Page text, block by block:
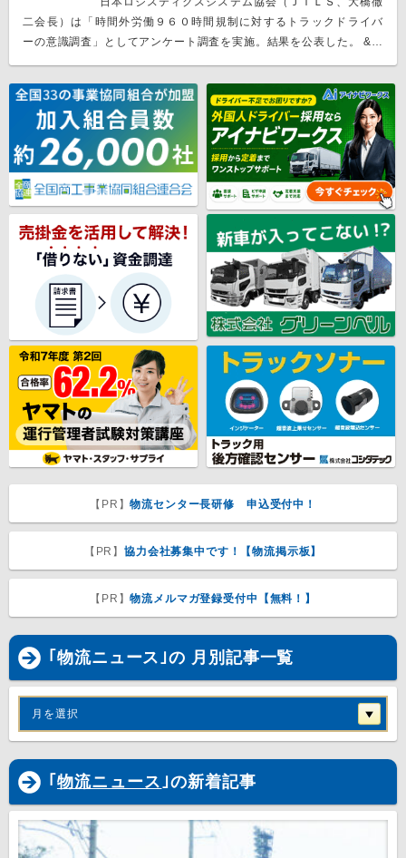
二会長）は「時間外労働９６０時間規制に対するトラックドライバ
ーの意識調査」としてアンケート調査を実施。結果を公表した。 &…
【PR】物流センター長研修 申込受付中！
【PR】協力会社募集中です！【物流掲示板】
【PR】物流メルマガ登録受付中【無料！】
｢物流ニュース｣の 月別記事一覧
月を選択
｢ 物流ニュース｣の新着記事